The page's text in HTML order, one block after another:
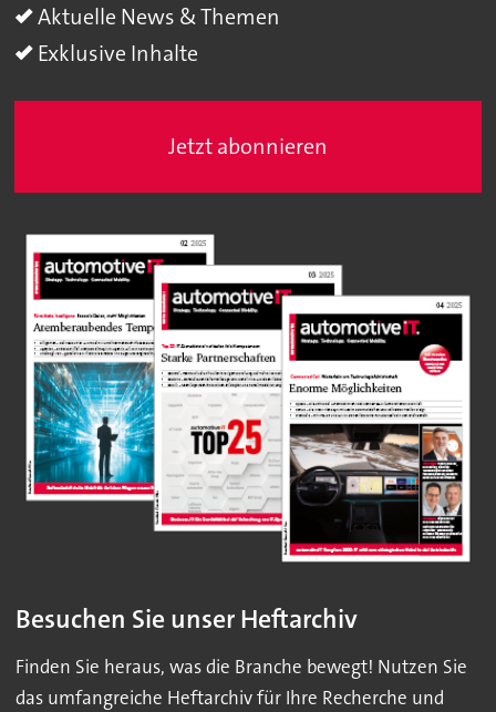
Aktuelle News & Themen
Exklusive Inhalte
Jetzt abonnieren
Besuchen Sie unser Heftarchiv
Finden Sie heraus, was die Branche bewegt! Nutzen Sie
das umfangreiche Heftarchiv für Ihre Recherche und